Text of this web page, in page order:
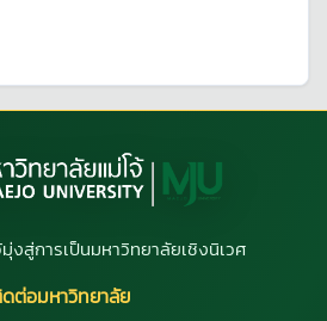
งสู่การเป็นมหาวิทยาลัยเชิงนิเวศ
ต่อมหาวิทยาลัย